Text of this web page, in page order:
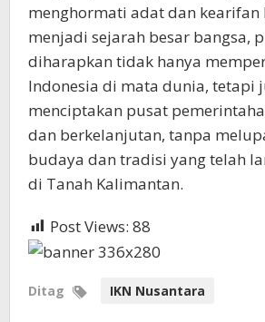
menghormati adat dan kearifan
menjadi sejarah besar bangsa,
diharapkan tidak hanya
Indonesia di mata dunia, tetapi
menciptakan pusat
dan berkelanjutan, tanpa
budaya dan tradisi yang telah
di Tanah Kalimantan.
Post Views: 88
Ditag IKN Nusantara